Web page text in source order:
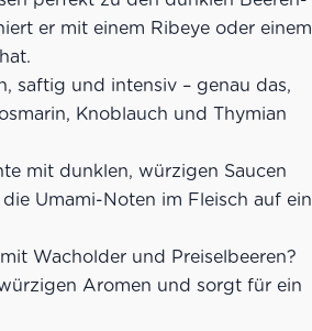
er mit einem Ribeye oder einem
saftig und intensiv – genau das,
Knoblauch und Thymian
mit dunklen, würzigen Saucen
Umami-Noten im Fleisch auf ein
Wacholder und Preiselbeeren?
Aromen und sorgt für ein